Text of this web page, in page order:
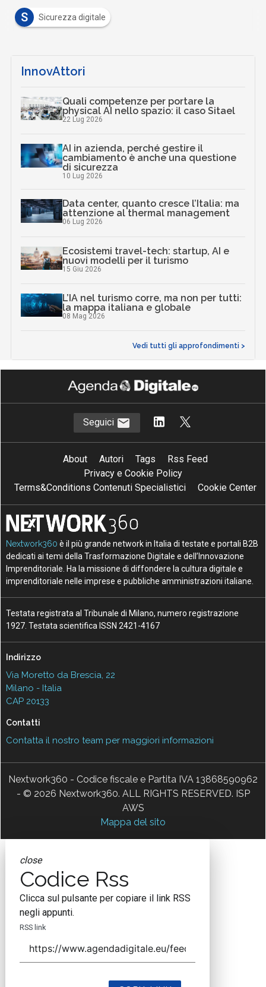
S
Sicurezza digitale
InnovAttori
Quali competenze per portare la
physical AI nello spazio: il caso Sitael
22 Lug 2026
AI in azienda, perché gestire il
cambiamento è anche una questione
di sicurezza
10 Lug 2026
Data center, quanto cresce l’Italia: ma
attenzione al thermal management
06 Lug 2026
Ecosistemi travel-tech: startup, AI e
nuovi modelli per il turismo
15 Giu 2026
L’IA nel turismo corre, ma non per tutti:
la mappa italiana e globale
08 Mag 2026
Vedi tutti gli approfondimenti >
Seguici
About Autori Tags
Rss Feed
Privacy e Cookie Policy
Terms&Conditions Contenuti Specialistici
Cookie Center
Nextwork360 è il più grande network in Italia di testate e portali B2B
dedicati ai temi della Trasformazione Digitale e dell’Innovazione
Imprenditoriale. Ha la missione di diffondere la cultura digitale e
imprenditoriale nelle imprese e pubbliche amministrazioni italiane.
Testata registrata al Tribunale di Milano, numero registrazione
1927. Testata scientifica ISSN 2421-4167
Indirizzo
Via Moretto da Brescia, 22
Milano - Italia
CAP 20133
Contatti
Contatta il nostro team per maggiori informazioni
Nextwork360 - Codice fiscale e Partita IVA 13868590962
- © 2026 Nextwork360. ALL RIGHTS RESERVED. ISP
AWS
Mappa del sito
close
Codice Rss
Clicca sul pulsante per copiare il link RSS
negli appunti.
RSS link